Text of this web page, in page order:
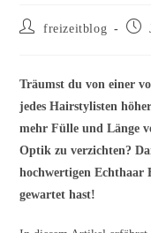
Beitrags-
freizeitblog
Träumst du von einer
jedes Hairstylisten
mehr Fülle und Länge
Optik zu verzichten?
hochwertigen Echthaar
gewartet hast!